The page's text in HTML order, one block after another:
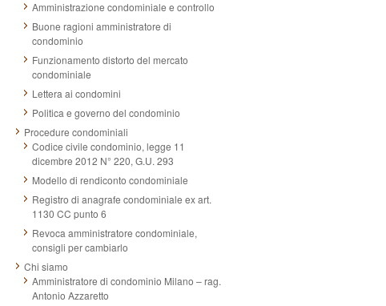
Amministrazione condominiale e controllo
Buone ragioni amministratore di
condominio
Funzionamento distorto del mercato
condominiale
Lettera ai condomini
Politica e governo del condominio
Procedure condominiali
Codice civile condominio, legge 11
dicembre 2012 N° 220, G.U. 293
Modello di rendiconto condominiale
Registro di anagrafe condominiale ex art.
1130 CC punto 6
Revoca amministratore condominiale,
consigli per cambiarlo
Chi siamo
Amministratore di condominio Milano – rag.
Antonio Azzaretto